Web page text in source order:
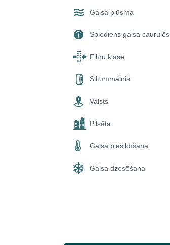
Gaisa plūsma
Spiediens gaisa caurulēs
Filtru klase
Siltummainis
Valsts
Pilsēta
Gaisa piesildīšana
Gaisa dzesēšana